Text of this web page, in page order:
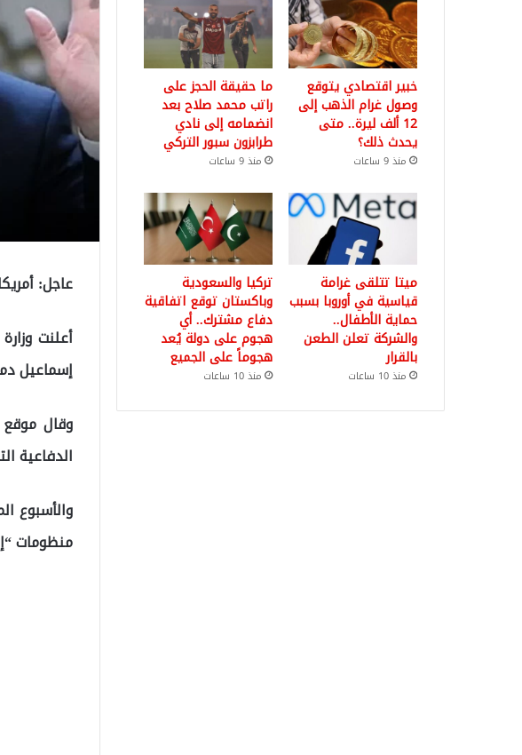
عاجل:
أعلنت
إسماعيل
وقال موقع
الدفاعية
والأسبوع
منظومات “إس-400” الروسية
خبير اقتصادي يتوقع
وصول غرام الذهب إلى
12 ألف ليرة.. متى
يحدث ذلك؟
منذ 9 ساعات
ما حقيقة الحجز على
راتب محمد صلاح بعد
انضمامه إلى نادي
طرابزون سبور التركي
منذ 9 ساعات
ميتا تتلقى غرامة
قياسية في أوروبا بسبب
حماية الأطفال..
والشركة تعلن الطعن
بالقرار
منذ 10 ساعات
تركيا والسعودية
وباكستان توقع اتفاقية
دفاع مشترك.. أي
هجوم على دولة يُعد
هجوماً على الجميع
منذ 10 ساعات